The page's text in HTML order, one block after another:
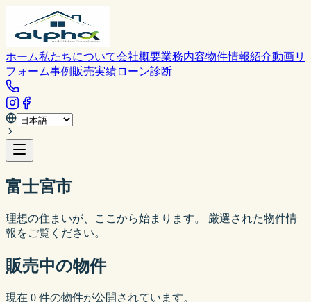
ホーム私たちについて会社概要業務内容物件情報紹介動画リ
フォーム事例 販売実績ローン診断
富士宮市
理想の住まいが、ここから始まります。 厳選された物件情
報をご覧ください。
販売中の物件
現在 0 件の物件が公開されています。